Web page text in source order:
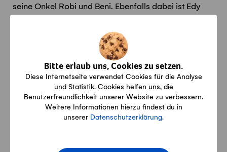
Bitte erlaub uns, Cookies zu setzen.
Diese Internetseite verwendet Cookies für die Analyse
und Statistik. Cookies helfen uns, die
Benutzerfreundlichkeit unserer Website zu verbessern.
Weitere Informationen hierzu findest du in
unserer Datenschutzerklärung.
seine Onkel Robi und Beni. Ebenfalls dabei ist Edy
Jagdpartnerin Simone und ihr Vater Martin. Sie
wohnen während des Heuet in zwei kleinen
Holzhütten im Schutz der Felswand. Roman Epp war
14-jährig, als er zum ersten Mal mitkam zum
Wildheuen. Sein Vater Paul (71) lacht: "Du hattest gar
keine Freude. Es war dir viel zu steil." Inzwischen ist
Roman selbst begeisterter Wildheuer und hat den
Hof seines Vaters übernommen.